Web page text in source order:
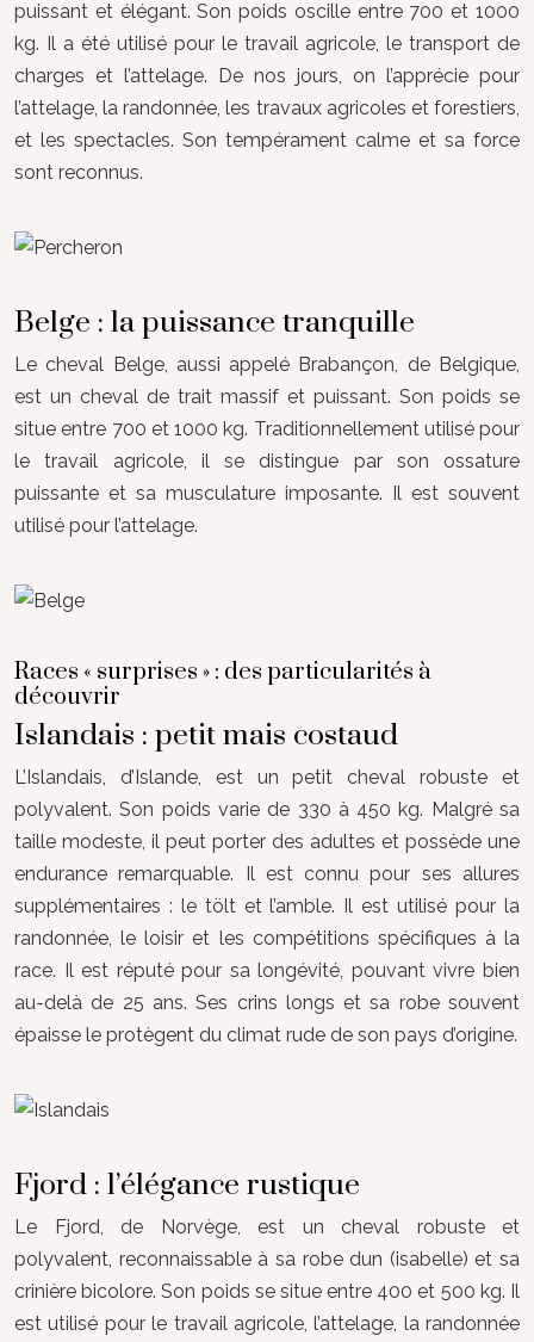
puissant et élégant. Son poids oscille entre 700 et 1000
kg. Il a été utilisé pour le travail agricole, le transport de
charges et l’attelage. De nos jours, on l’apprécie pour
l’attelage, la randonnée, les travaux agricoles et forestiers,
et les spectacles. Son tempérament calme et sa force
sont reconnus.
Belge : la puissance tranquille
Le cheval Belge, aussi appelé Brabançon, de Belgique,
est un cheval de trait massif et puissant. Son poids se
situe entre 700 et 1000 kg. Traditionnellement utilisé pour
le travail agricole, il se distingue par son ossature
puissante et sa musculature imposante. Il est souvent
utilisé pour l’attelage.
Races « surprises » : des particularités à
découvrir
Islandais : petit mais costaud
L’Islandais, d’Islande, est un petit cheval robuste et
polyvalent. Son poids varie de 330 à 450 kg. Malgré sa
taille modeste, il peut porter des adultes et possède une
endurance remarquable. Il est connu pour ses allures
supplémentaires : le tölt et l’amble. Il est utilisé pour la
randonnée, le loisir et les compétitions spécifiques à la
race. Il est réputé pour sa longévité, pouvant vivre bien
au-delà de 25 ans. Ses crins longs et sa robe souvent
épaisse le protègent du climat rude de son pays d’origine.
Fjord : l’élégance rustique
Le Fjord, de Norvège, est un cheval robuste et
polyvalent, reconnaissable à sa robe dun (isabelle) et sa
crinière bicolore. Son poids se situe entre 400 et 500 kg. Il
est utilisé pour le travail agricole, l’attelage, la randonnée